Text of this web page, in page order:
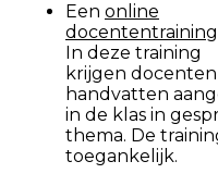
Een online
docententraining
In deze training
krijgen
handvatten
in de klas in
thema. De
toegankelijk.